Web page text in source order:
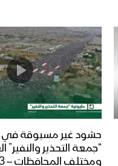
حشود غير مسبوقة في
“جمعة التحذير والنفير”